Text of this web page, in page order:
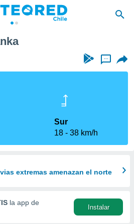
...
Sur
18
38 km/h
extremas amenazan el norte
la app de
Instalar